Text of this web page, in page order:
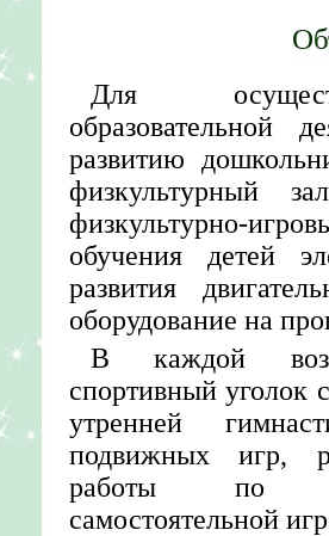
Для
образовательной
развитию
физкультурный
физкультурно-
обучения детей
развития
оборудование на
В каждой
спортивный уголок
утренней
подвижных игр,
работы по
самостоятельной